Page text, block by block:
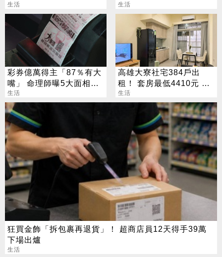
成
生活
上證照
生活
彩券億萬得主「87％有大
嘴」 命理師曝5大面相：
看1部位就知
生活
高雄大寮社宅384戶出
租！ 套房最低4410元 這
日起開放申請
生活
狂買金飾「拆包裹再退貨」！ 超商店員12天得手39萬
下場出爐
生活